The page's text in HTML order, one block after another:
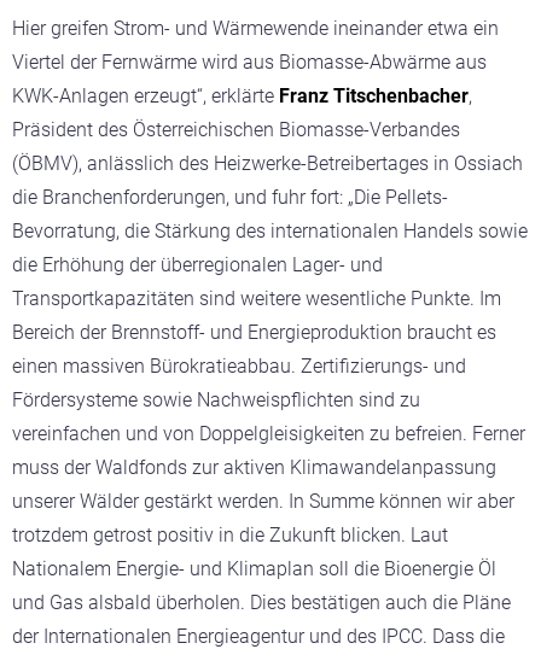
Hier greifen Strom- und Wärmewende ineinander etwa ein
Viertel der Fernwärme wird aus Biomasse-Abwärme aus
KWK-Anlagen erzeugt“, erklärte Franz Titschenbacher,
Präsident des Österreichischen Biomasse-Verbandes
(ÖBMV), anlässlich des Heizwerke-Betreibertages in Ossiach
die Branchenforderungen, und fuhr fort: „Die Pellets-
Bevorratung, die Stärkung des internationalen Handels sowie
die Erhöhung der überregionalen Lager- und
Transportkapazitäten sind weitere wesentliche Punkte. Im
Bereich der Brennstoff- und Energieproduktion braucht es
einen massiven Bürokratieabbau. Zertifizierungs- und
Fördersysteme sowie Nachweispflichten sind zu
vereinfachen und von Doppelgleisigkeiten zu befreien. Ferner
muss der Waldfonds zur aktiven Klimawandelanpassung
unserer Wälder gestärkt werden. In Summe können wir aber
trotzdem getrost positiv in die Zukunft blicken. Laut
Nationalem Energie- und Klimaplan soll die Bioenergie Öl
und Gas alsbald überholen. Dies bestätigen auch die Pläne
der Internationalen Energieagentur und des IPCC. Dass die